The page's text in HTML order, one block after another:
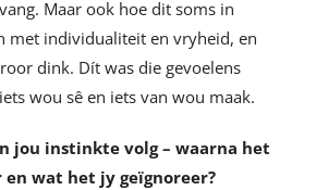
Maar ook hoe dit soms in
met individualiteit en vryheid, en
dink. Dít was die gevoelens
wou sê en iets van wou maak.
jou instinkte volg – waarna het
wat het jy geïgnoreer?